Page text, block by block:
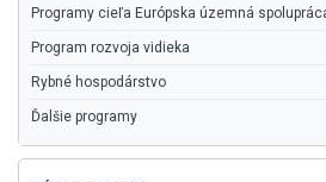
Programy cieľa Európska územná
Program rozvoja vidieka
Rybné hospodárstvo
Ďalšie programy